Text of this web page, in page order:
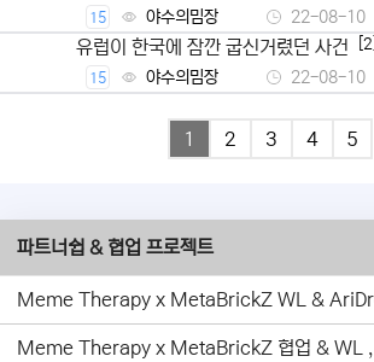
15 야수의밈장 22-08-10
유럽이 한국에 잠깐 굽신거렸던 사건 [2]
15 야수의밈장 22-08-10
1 2 3 4 5
파트너쉽 & 협업 프로젝트